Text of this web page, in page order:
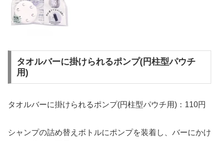
タオルバーに掛けられるポンプ(円柱型パウチ
用)
タオルバーに掛けられるポンプ(円柱型パウチ用)：110円
シャンプの詰め替えボトルにポンプを装着し、バーにかけ